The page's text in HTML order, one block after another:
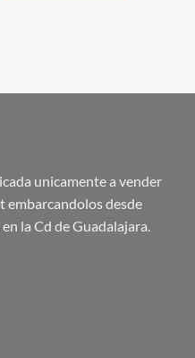
unicamente a vender
desde
la Cd de Guadalajara.